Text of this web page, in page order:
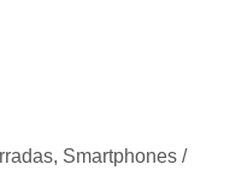
, Smartphones /